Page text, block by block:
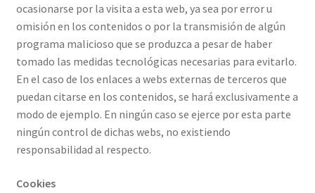
ocasionarse por la visita a esta web, ya sea por error u
omisión en los contenidos o por la transmisión de algún
programa malicioso que se produzca a pesar de haber
tomado las medidas tecnológicas necesarias para evitarlo.
En el caso de los enlaces a webs externas de terceros que
puedan citarse en los contenidos, se hará exclusivamente a
modo de ejemplo. En ningún caso se ejerce por esta parte
ningún control de dichas webs, no existiendo
responsabilidad al respecto.
Cookies